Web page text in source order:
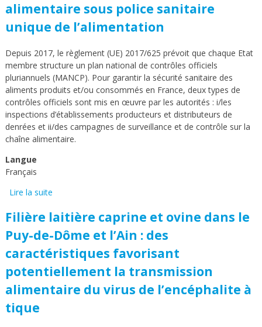
alimentaire sous police sanitaire
unique de l’alimentation
Depuis 2017, le règlement (UE) 2017/625 prévoit que chaque Etat
membre structure un plan national de contrôles officiels
pluriannuels (MANCP). Pour garantir la sécurité sanitaire des
aliments produits et/ou consommés en France, deux types de
contrôles officiels sont mis en œuvre par les autorités : i/les
inspections d’établissements producteurs et distributeurs de
denrées et ii/des campagnes de surveillance et de contrôle sur la
chaîne alimentaire.
Langue
Français
Lire la suite
sanitaire unique de l’alimentation
Filière laitière caprine et ovine dans le
Puy-de-Dôme et l’Ain : des
caractéristiques favorisant
potentiellement la transmission
alimentaire du virus de l’encéphalite à
tique